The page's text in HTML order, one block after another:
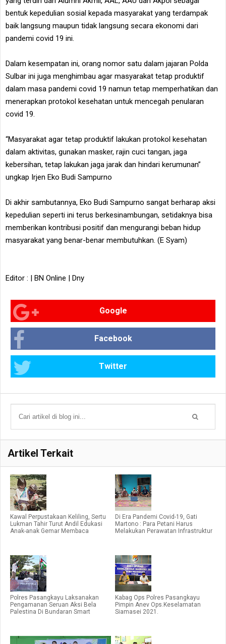
bentuk kepedulian sosial kepada masyarakat yang terdampak
baik langsung maupun tidak langsung secara ekonomi dari
pandemi covid 19 ini.
Dalam kesempatan ini, orang nomor satu dalam jajaran Polda
Sulbar ini juga menghimbau agar masyarakat tetap produktif
dalam masa pandemi covid 19 namun tetap memperhatikan dan
menerapkan protokol kesehatan untuk mencegah penularan
covid 19.
“Masyarakat agar tetap produktif lakukan protokol kesehatan
dalam aktivitas, gunakan masker, rajin cuci tangan, jaga
kebersihan, tetap lakukan jaga jarak dan hindari kerumunan”
ungkap Irjen Eko Budi Sampurno
Di akhir sambutannya, Eko Budi Sampurno sangat berharap aksi
kepedulian seperti ini terus berkesinambungan, setidaknya bisa
memberikan kontribusi positif dan mengurangi beban hidup
masyarakat yang benar-benar membutuhkan. (E Syam)
Editor : | BN Online | Dny
Google
Facebook
Twitter
Artikel Terkait
Kawal Perpustakaan Keliling, Sertu
Lukman Tahir Turut Andil Edukasi
Anak-anak Gemar Membaca
Di Era Pandemi Covid-19, Gati
Martono : Para Petani Harus
Melakukan Perawatan Infrastruktur
Polres Pasangkayu Laksanakan
Pengamanan Seruan Aksi Bela
Palestina Di Bundaran Smart
Kabag Ops Polres Pasangkayu
Pimpin Anev Ops.Keselamatan
Siamasei 2021.